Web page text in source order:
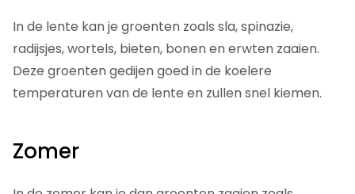
In de lente kan je groenten zoals sla, spinazie,
radijsjes, wortels, bieten, bonen en erwten zaaien.
Deze groenten gedijen goed in de koelere
temperaturen van de lente en zullen snel kiemen.
Zomer